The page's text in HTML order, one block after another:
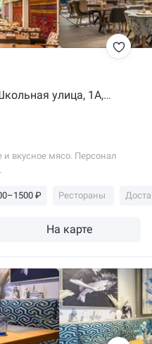
улица, 1А,
₽ Рестораны
На карте